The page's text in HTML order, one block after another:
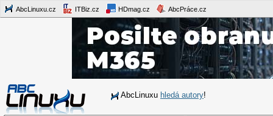
AbcLinuxu.cz ITBiz.cz HDmag.cz AbcPráce.cz
AbcLinuxu hledá autory!